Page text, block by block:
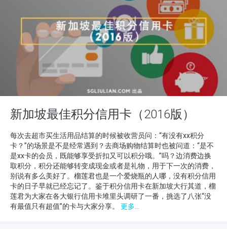
新加坡最佳积分信用卡（2016版）
每次去超市买生活用品结算的时候被收营员问：“有没有xx积分
卡？”的场景是不是经常遇到？去商场购物结算时也被问道：“是不
是xx卡的会员，既能够享受折扣又可以积分哦。”吗？边消费边换
取积分，积分还能够转变成现金或者是礼物，用于下一次的消费，
别说有多么美好了。榴莲君也是一个爱烧瓶的人哪，没有积分信用
卡的日子早就已经忘记了。鉴于积分信用卡在新加坡大行其道，榴
莲君为大家在各大银行信用卡堆里头调研了一番，挑选了八张“没
有最值只有超值”的卡与大家分享。 更多...